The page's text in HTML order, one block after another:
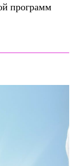
программ